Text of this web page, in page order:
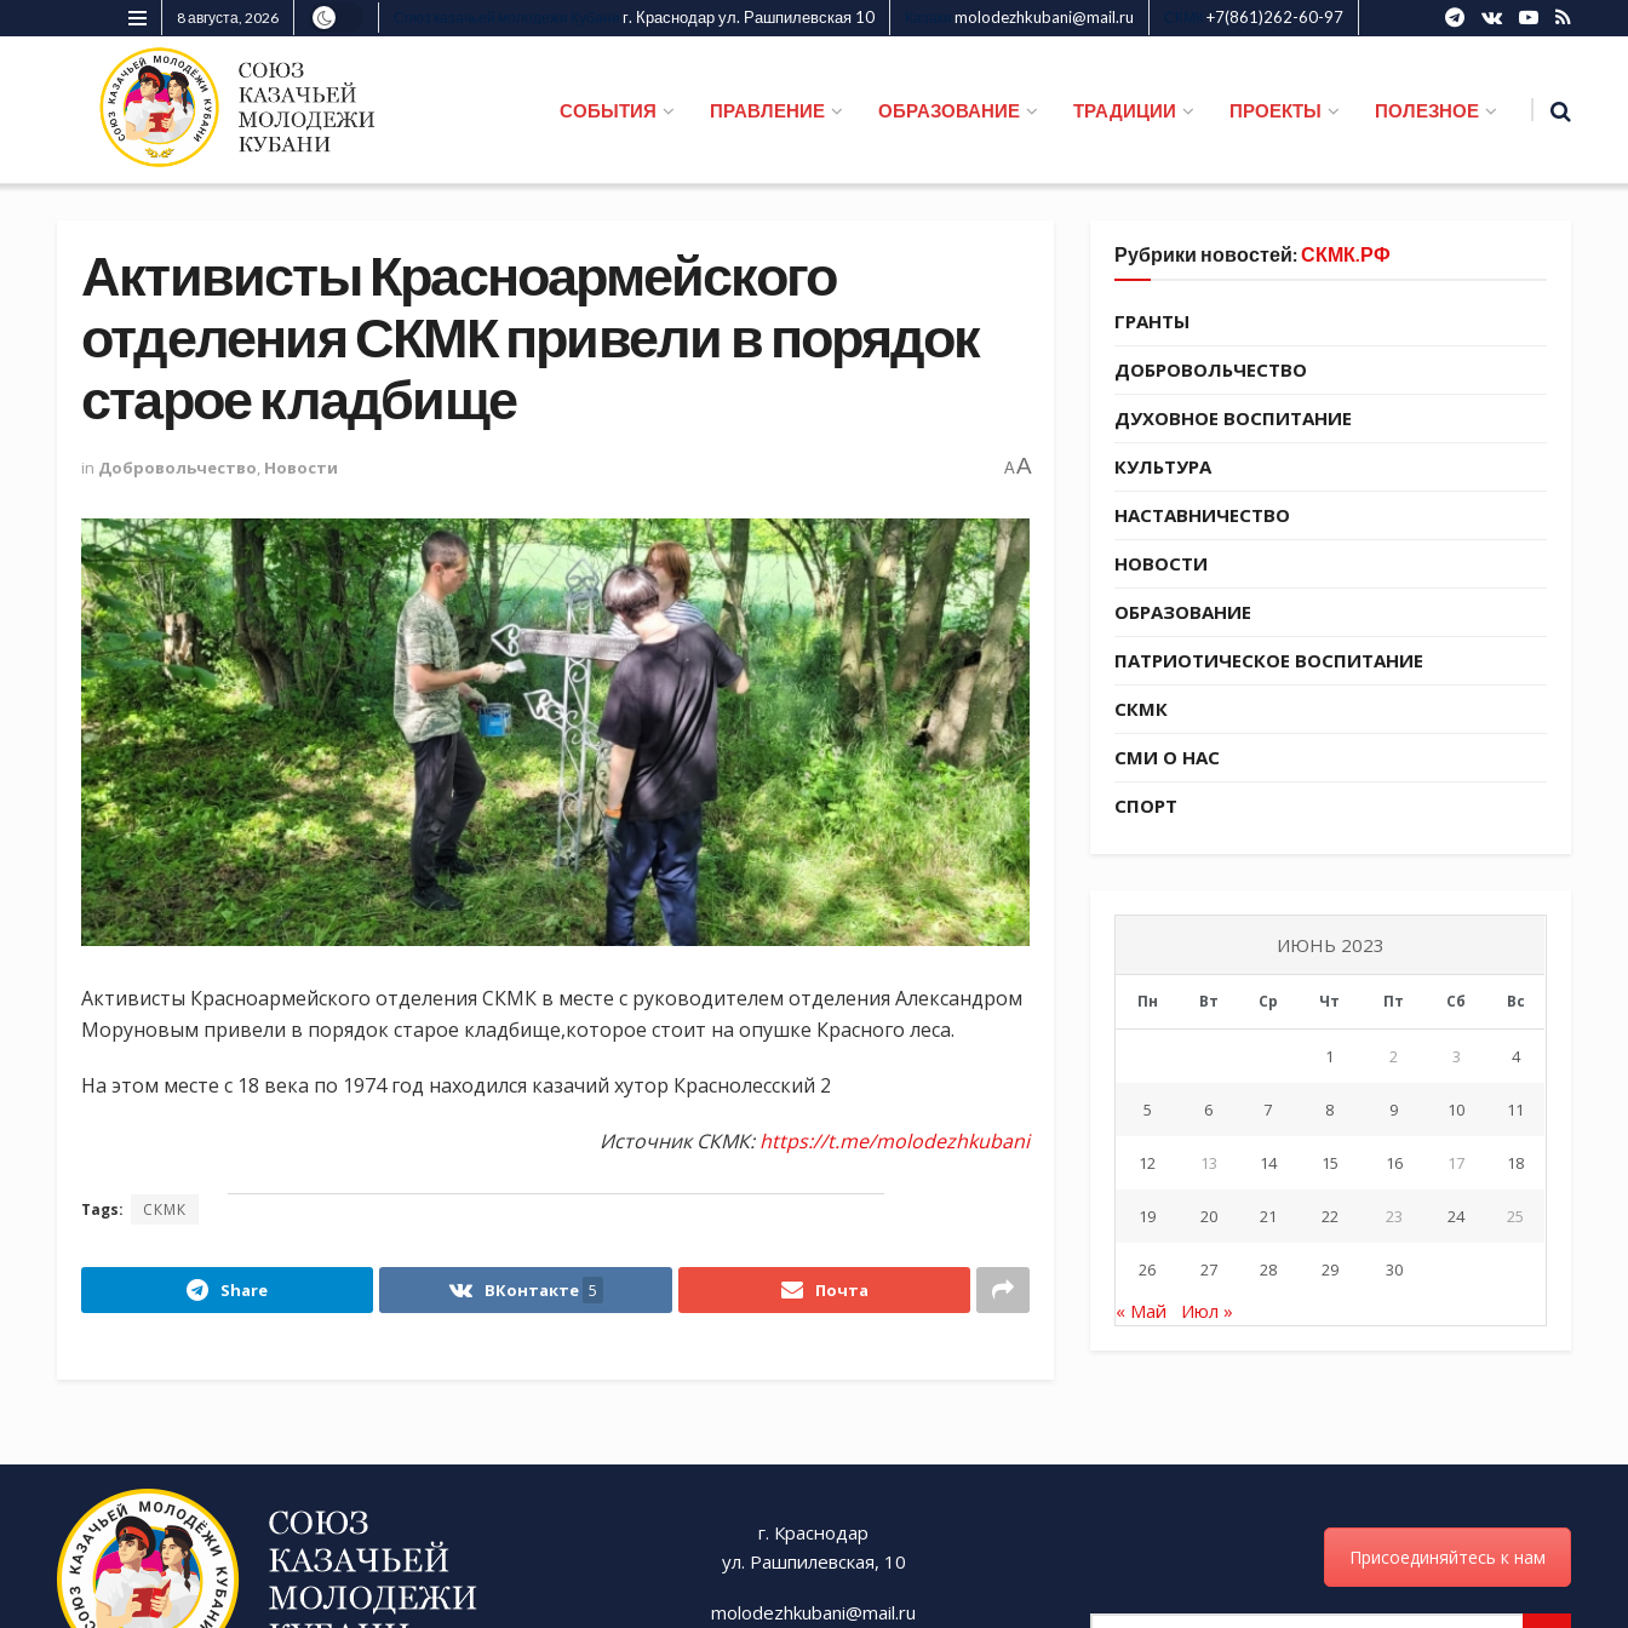
8 августа, 2026 г. Краснодар ул. Рашпилевская 10 molodezhkubani@mail.ru +7(861)262-60-97
СОБЫТИЯ ПРАВЛЕНИЕ ОБРАЗОВАНИЕ ТРАДИЦИИ ПРОЕКТЫ ПОЛЕЗНОЕ
Активисты Красноармейского
отделения СКМК привели в порядок
старое кладбище
in Добровольчество Новости AA
Активисты Красноармейского отделения СКМК в месте с руководителем отделения Александром
Моруновым привели в порядок старое кладбище,которое стоит на опушке Красного леса.
На этом месте с 18 века по 1974 год находился казачий хутор Краснолесский 2
Источник СКМК:https://t.me/molodezhkubani
Tags: СКМК
Share ВКонтакте 5 Почта
Рубрики новостей:СКМК.РФ
ГРАНТЫ
ДОБРОВОЛЬЧЕСТВО
ДУХОВНОЕ ВОСПИТАНИЕ
КУЛЬТУРА
НАСТАВНИЧЕСТВО
НОВОСТИ
ОБРАЗОВАНИЕ
ПАТРИОТИЧЕСКОЕ ВОСПИТАНИЕ
СКМК
СМИ О НАС
СПОРТ
ИЮНЬ 2023
Пн Вт Ср Чт Пт Сб Вс
1 2 3 4
5 6 7 8 9 10 11
12 13 14 15 16 17 18
19 20 21 22 23 24 25
26 27 28 29 30
« Май Июл »
г. Краснодар
ул. Рашпилевская, 10
molodezhkubani@mail.ru
Присоединяйтесь к нам